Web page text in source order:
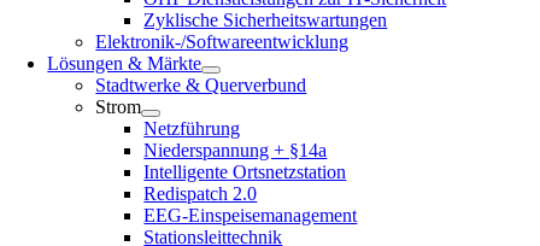
Zyklische Sicherheitswartungen
Elektronik-/Softwareentwicklung
Lösungen & Märkte
Stadtwerke & Querverbund
Strom
Netzführung
Niederspannung + §14a
Intelligente Ortsnetzstation
Redispatch 2.0
EEG-Einspeisemanagement
Stationsleittechnik